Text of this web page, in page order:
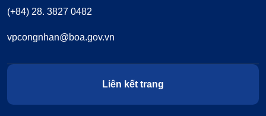
(+84) 28. 3827 0482
vpcongnhan@boa.gov.vn
Liên kết trang